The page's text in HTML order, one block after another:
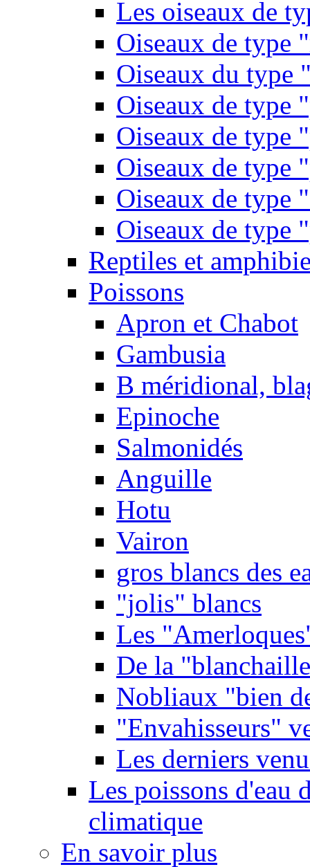
Les oiseaux de
Oiseaux de type
Oiseaux du type
Oiseaux de type
Oiseaux de type
Oiseaux de type
Oiseaux de type
Oiseaux de type
Reptiles et
Poissons
Apron et Chabot
Gambusia
B méridional,
Epinoche
Salmonidés
Anguille
Hotu
Vairon
gros blancs des
"jolis" blancs
Les
De la
Nobliaux "bien
"Envahisseurs"
Les derniers
Les poissons d'eau
climatique
En savoir plus